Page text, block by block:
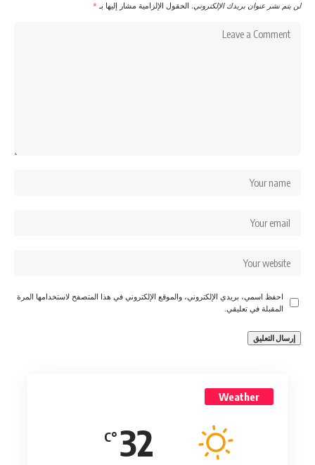
لن يتم نشر عنوان بريدك الإلكتروني. الحقول الإلزامية مشار إليها بـ *
احفظ اسمي، بريدي الإلكتروني، والموقع الإلكتروني في هذا المتصفح لاستخدامها المرة
المقبلة في تعليقي.
Weather
32
°C